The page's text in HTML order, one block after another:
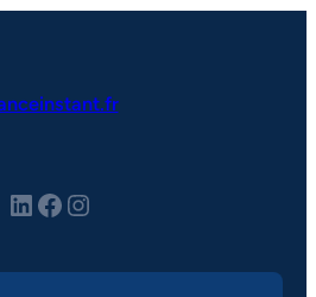
LinkedIn Facebook Instagram